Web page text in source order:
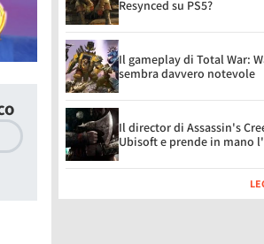
Resynced su PS5?
Il gameplay di Total War:
sembra davvero notevole
Il director di Assassin's
Ubisoft e prende in mano